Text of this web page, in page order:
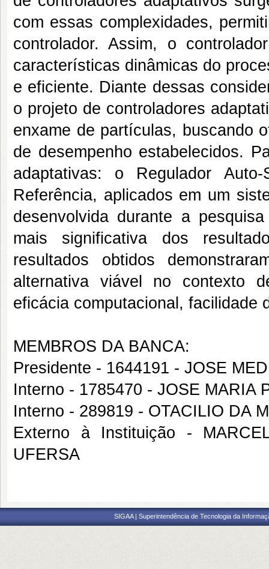
com essas complexidades,
controlador. Assim, o
características dinâmicas do
e eficiente. Diante dessas
o projeto de controladores
enxame de partículas, buscando
de desempenho estabelecidos.
adaptativas: o Regulador
Referência, aplicados em um
desenvolvida durante a
mais significativa dos
resultados obtidos
alternativa viável no contexto
eficácia computacional, facilidade
MEMBROS DA BANCA:
Presidente - 1644191 - JOSE
Interno - 1785470 - JOSE MARIA
Interno - 289819 - OTACILIO DA
Externo à Instituição -
UFERSA
SIGAA | Superintendência de Tecnologia da